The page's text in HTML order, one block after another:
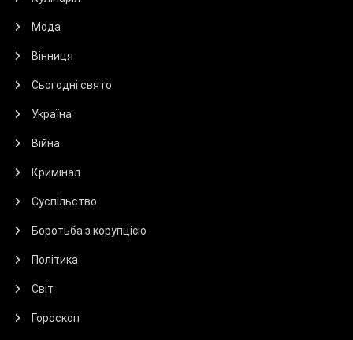
Мода
Вінниця
Сьогодні свято
Україна
Війна
Кримінал
Суспільство
Боротьба з корупцією
Політика
Світ
Гороскоп